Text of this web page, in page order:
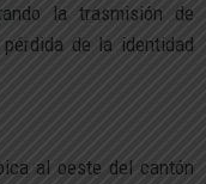
la trasmisión de
de la identidad
al oeste del cantón